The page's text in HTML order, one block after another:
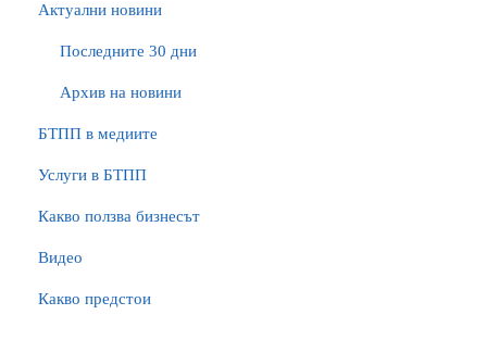
Актуални новини
Последните 30 дни
Архив на новини
БTПП в медиите
Услуги в БТПП
Какво ползва бизнесът
Видео
Какво предстои